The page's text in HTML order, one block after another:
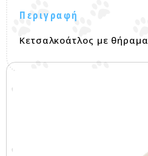
Περιγραφή
Κετσαλκοάτλος με θήραμα